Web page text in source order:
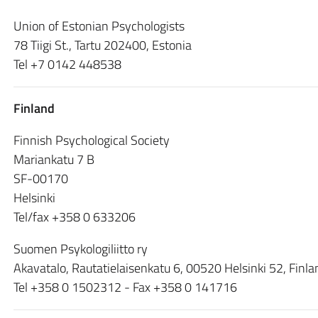
Union of Estonian Psychologists
78 Tiigi St., Tartu 202400, Estonia
Tel +7 0142 448538
Finland
Finnish Psychological Society
Mariankatu 7 B
SF-00170
Helsinki
Tel/fax +358 0 633206
Suomen Psykologiliitto ry
Akavatalo, Rautatielaisenkatu 6, 00520 Helsinki 52,
Tel +358 0 1502312 - Fax +358 0 141716